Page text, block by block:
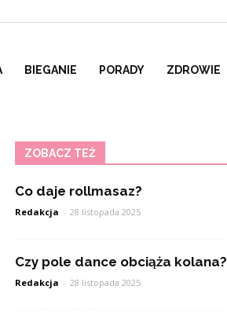
BIEGANIE PORADY ZDROWIE
ZOBACZ TEŻ
Co daje rollmasaz?
Redakcja - 28 listopada 2025
Czy pole dance obciąża kolana?
Redakcja - 28 listopada 2025